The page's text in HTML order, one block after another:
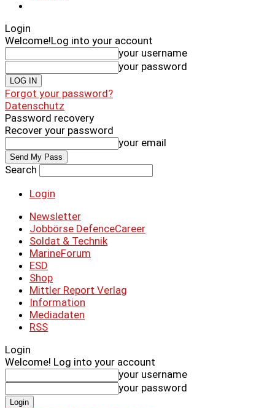
Login
Welcome!Log into your account
your username
your password
Forgot your password?
Datenschutz
Password recovery
Recover your password
your email
Search
Login
Newsletter
Jobbörse DefenceCareer
Soldat & Technik
MarineForum
ESD
Shop
Mittler Report Verlag
Information
Mediadaten
RSS
Login
Welcome! Log into your account
your username
your password